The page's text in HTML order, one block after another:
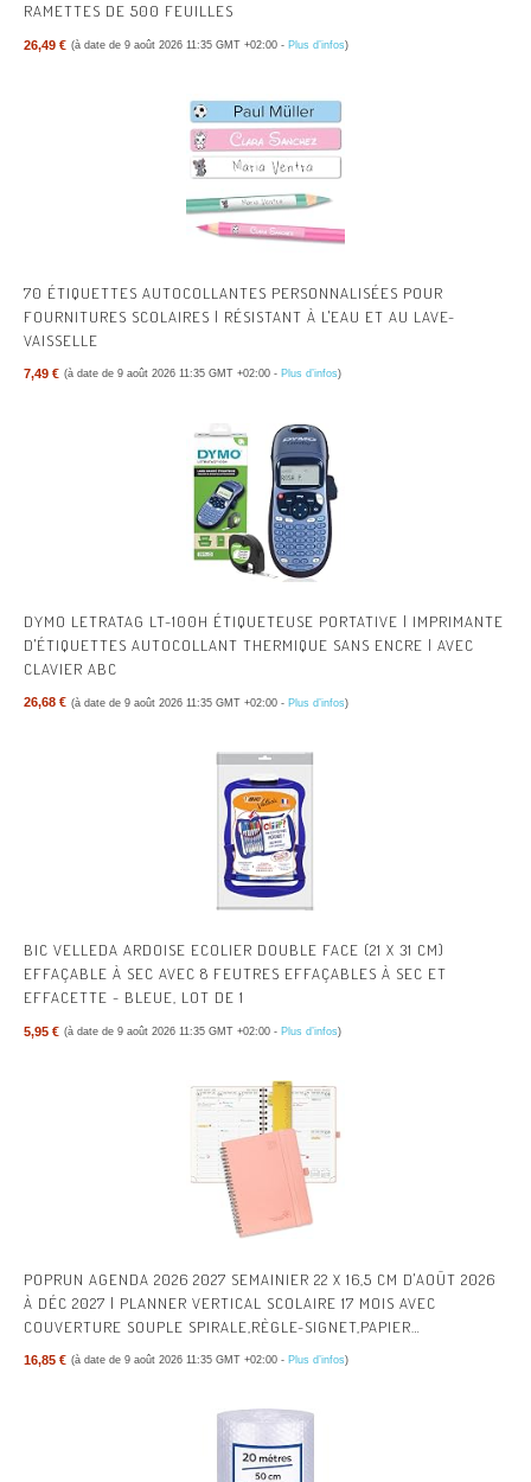
RAMETTES DE 500 FEUILLES
26,49 € (à date de 9 août 2026 11:35 GMT +02:00 - Plus d’infos)
70 ÉTIQUETTES AUTOCOLLANTES PERSONNALISÉES POUR
FOURNITURES SCOLAIRES | RÉSISTANT À L'EAU ET AU LAVE-
VAISSELLE
7,49 € (à date de 9 août 2026 11:35 GMT +02:00 - Plus d’infos)
DYMO LETRATAG LT-100H ÉTIQUETEUSE PORTATIVE | IMPRIMANTE
D'ÉTIQUETTES AUTOCOLLANT THERMIQUE SANS ENCRE | AVEC
CLAVIER ABC
26,68 € (à date de 9 août 2026 11:35 GMT +02:00 - Plus d’infos)
BIC VELLEDA ARDOISE ECOLIER DOUBLE FACE (21 X 31 CM)
EFFAÇABLE À SEC AVEC 8 FEUTRES EFFAÇABLES À SEC ET
EFFACETTE - BLEUE, LOT DE 1
5,95 € (à date de 9 août 2026 11:35 GMT +02:00 - Plus d’infos)
POPRUN AGENDA 2026 2027 SEMAINIER 22 X 16,5 CM D'AOÛT 2026
À DÉC 2027 | PLANNER VERTICAL SCOLAIRE 17 MOIS AVEC
COUVERTURE SOUPLE SPIRALE,RÈGLE-SIGNET,PAPIER
80G/M²,ROSE
16,85 € (à date de 9 août 2026 11:35 GMT +02:00 - Plus d’infos)